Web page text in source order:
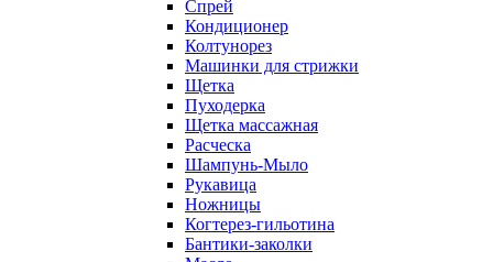
Спрей
Кондиционер
Колтунорез
Машинки для стрижки
Щетка
Пуходерка
Щетка массажная
Расческа
Шампунь-Мыло
Рукавица
Ножницы
Когтерез-гильотина
Бантики-заколки